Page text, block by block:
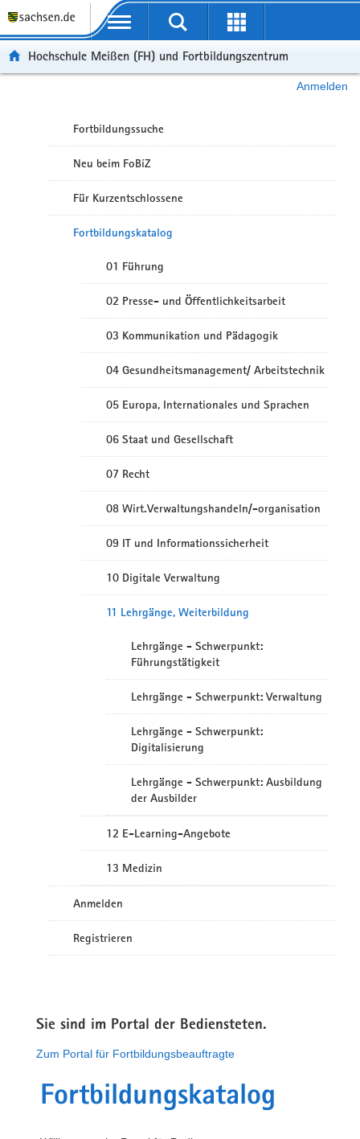
Portalübergreifende Navigation
Hochschule Meißen (FH) und Fortbildungszentrum
Anmelden
Fortbildungssuche
Neu beim FoBiZ
Für Kurzentschlossene
Fortbildungskatalog
01 Führung
02 Presse- und Öffentlichkeitsarbeit
03 Kommunikation und Pädagogik
04 Gesundheitsmanagement/ Arbeitstechnik
05 Europa, Internationales und Sprachen
06 Staat und Gesellschaft
07 Recht
08 Wirt.Verwaltungshandeln/-organisation
09 IT und Informationssicherheit
10 Digitale Verwaltung
11 Lehrgänge, Weiterbildung
Lehrgänge - Schwerpunkt:
Führungstätigkeit
Lehrgänge - Schwerpunkt: Verwaltung
Lehrgänge - Schwerpunkt:
Digitalisierung
Lehrgänge - Schwerpunkt: Ausbildung
der Ausbilder
12 E-Learning-Angebote
13 Medizin
Anmelden
Registrieren
Sie sind im Portal der Bediensteten.
Zum Portal für Fortbildungsbeauftragte
Fortbildungskatalog